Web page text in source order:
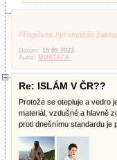
Příspěvek byl smazán
Datum: 15.09.2023
Autor: MUSTAFA
Re: ISLÁM V ČR??
Protože se otepluje a vedro
materiál, vzdušné a hlavně
proti dnešnímu standardu je